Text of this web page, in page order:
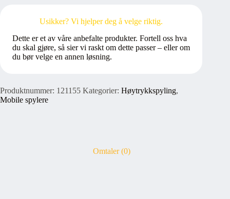
Usikker? Vi hjelper deg å velge riktig.
Dette er et av våre anbefalte produkter. Fortell oss hva
du skal gjøre, så sier vi raskt om dette passer – eller om
du bør velge en annen løsning.
Produktnummer: 121155 Kategorier: Høytrykkspyling,
Mobile spylere
Omtaler (0)